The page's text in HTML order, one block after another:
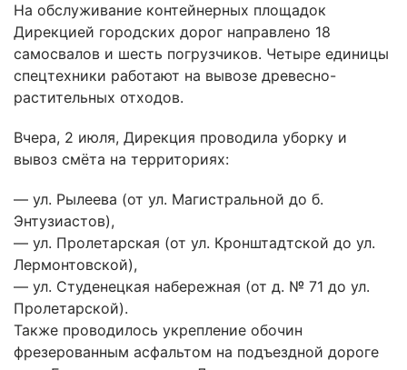
На обслуживание контейнерных площадок
Дирекцией городских дорог направлено 18
самосвалов и шесть погрузчиков. Четыре единицы
спецтехники работают на вывозе древесно-
растительных отходов.
Вчера, 2 июля, Дирекция проводила уборку и
вывоз смёта на территориях:
— ул. Рылеева (от ул. Магистральной до б.
Энтузиастов),
— ул. Пролетарская (от ул. Кронштадтской до ул.
Лермонтовской),
— ул. Студенецкая набережная (от д. № 71 до ул.
Пролетарской).
Также проводилось укрепление обочин
фрезерованным асфальтом на подъездной дороге